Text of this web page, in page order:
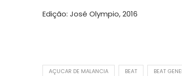
Edição: José Olympio, 2016
AÇUCAR DE MALANCIA BEAT BEAT